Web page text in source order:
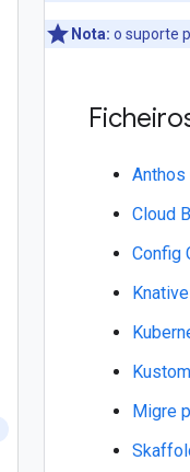
Nota: o suporte
Anthos
Cloud
Config
Knative
Migre